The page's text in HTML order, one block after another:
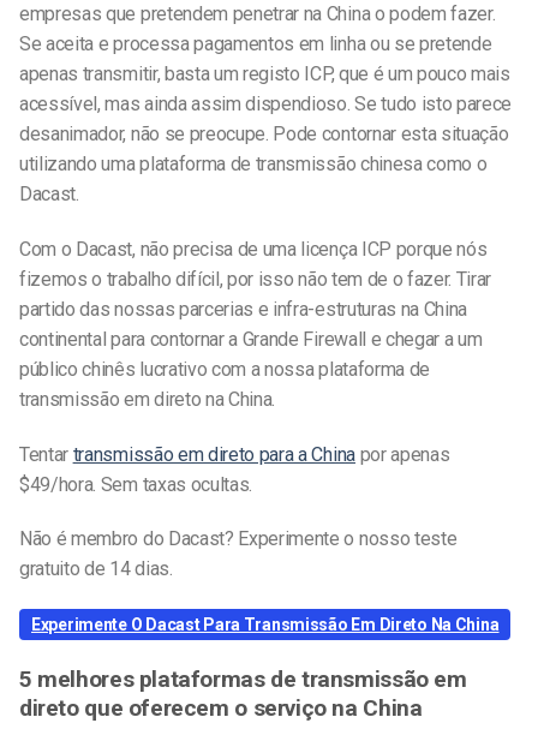
empresas que pretendem penetrar na China o podem fazer.
Se aceita e processa pagamentos em linha ou se pretende
apenas transmitir, basta um registo ICP, que é um pouco mais
acessível, mas ainda assim dispendioso. Se tudo isto parece
desanimador, não se preocupe. Pode contornar esta situação
utilizando uma plataforma de transmissão chinesa como o
Dacast.
Com o Dacast, não precisa de uma licença ICP porque nós
fizemos o trabalho difícil, por isso não tem de o fazer. Tirar
partido das nossas parcerias e infra-estruturas na China
continental para contornar a Grande Firewall e chegar a um
público chinês lucrativo com a nossa plataforma de
transmissão em direto na China.
Tentar transmissão em direto para a Chinapor apenas
$49/hora. Sem taxas ocultas.
Não é membro do Dacast? Experimente o nosso teste
gratuito de 14 dias.
Experimente O Dacast Para Transmissão Em Direto Na China
5 melhores plataformas de transmissão em
direto que oferecem o serviço na China